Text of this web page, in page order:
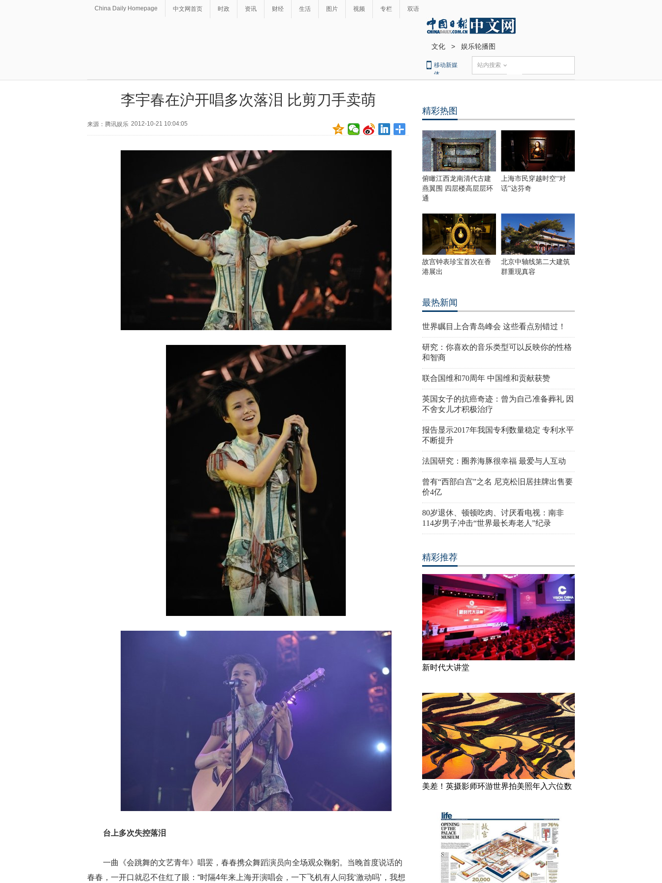
China Daily Homepage 中文网首页 时政 资讯 财经 生活 图片 视频 专栏 双语
文化 > 娱乐轮播图
移动新媒
体
站内搜索
李宇春在沪开唱多次落泪 比剪刀手卖萌
来源：腾讯娱乐 2012-10-21 10:04:05
台上多次失控落泪
一曲《会跳舞的文艺青年》唱罢，春春携众舞蹈演员向全场观众鞠躬。当晚首度说话的
春春，一开口就忍不住红了眼：“时隔4年来上海开演唱会，一下飞机有人问我‘激动吗’，我想
精彩热图
俯瞰江西龙南清代古建
燕翼围 四层楼高层层环
通
上海市民穿越时空“对
话”达芬奇
故宫钟表珍宝首次在香
港展出
北京中轴线第二大建筑
群重现真容
最热新闻
世界瞩目上合青岛峰会 这些看点别错过！
研究：你喜欢的音乐类型可以反映你的性格
和智商
联合国维和70周年 中国维和贡献获赞
英国女子的抗癌奇迹：曾为自己准备葬礼 因
不舍女儿才积极治疗
报告显示2017年我国专利数量稳定 专利水平
不断提升
法国研究：圈养海豚很幸福 最爱与人互动
曾有“西部白宫”之名 尼克松旧居挂牌出售要
价4亿
80岁退休、顿顿吃肉、讨厌看电视：南非
114岁男子冲击“世界最长寿老人”纪录
精彩推荐
新时代大讲堂
美差！英摄影师环游世界拍美照年入六位数